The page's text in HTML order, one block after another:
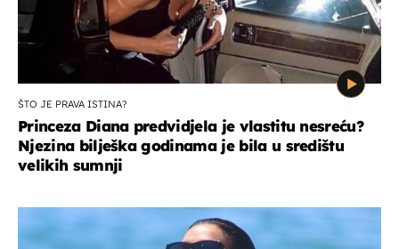
ŠTO JE PRAVA ISTINA?
Princeza Diana predvidjela je vlastitu nesreću?
Njezina bilješka godinama je bila u središtu
velikih sumnji